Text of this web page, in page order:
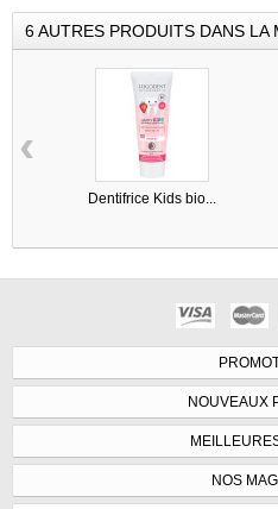
6 AUTRES PRODUITS DANS LA
Dentifrice Kids bio...
‹
NOUVEAUX
NOS